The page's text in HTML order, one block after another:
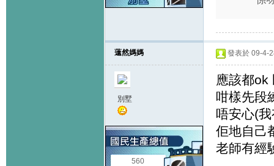
薳然媽媽
別墅
560
發表於 09-4-
應該都ok
咁樣先段
唔安心(
佢地自己
老師有經